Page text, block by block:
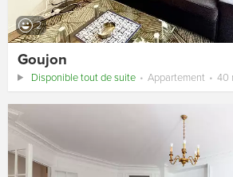
2
Goujon
Disponible tout de suite Appartement 40